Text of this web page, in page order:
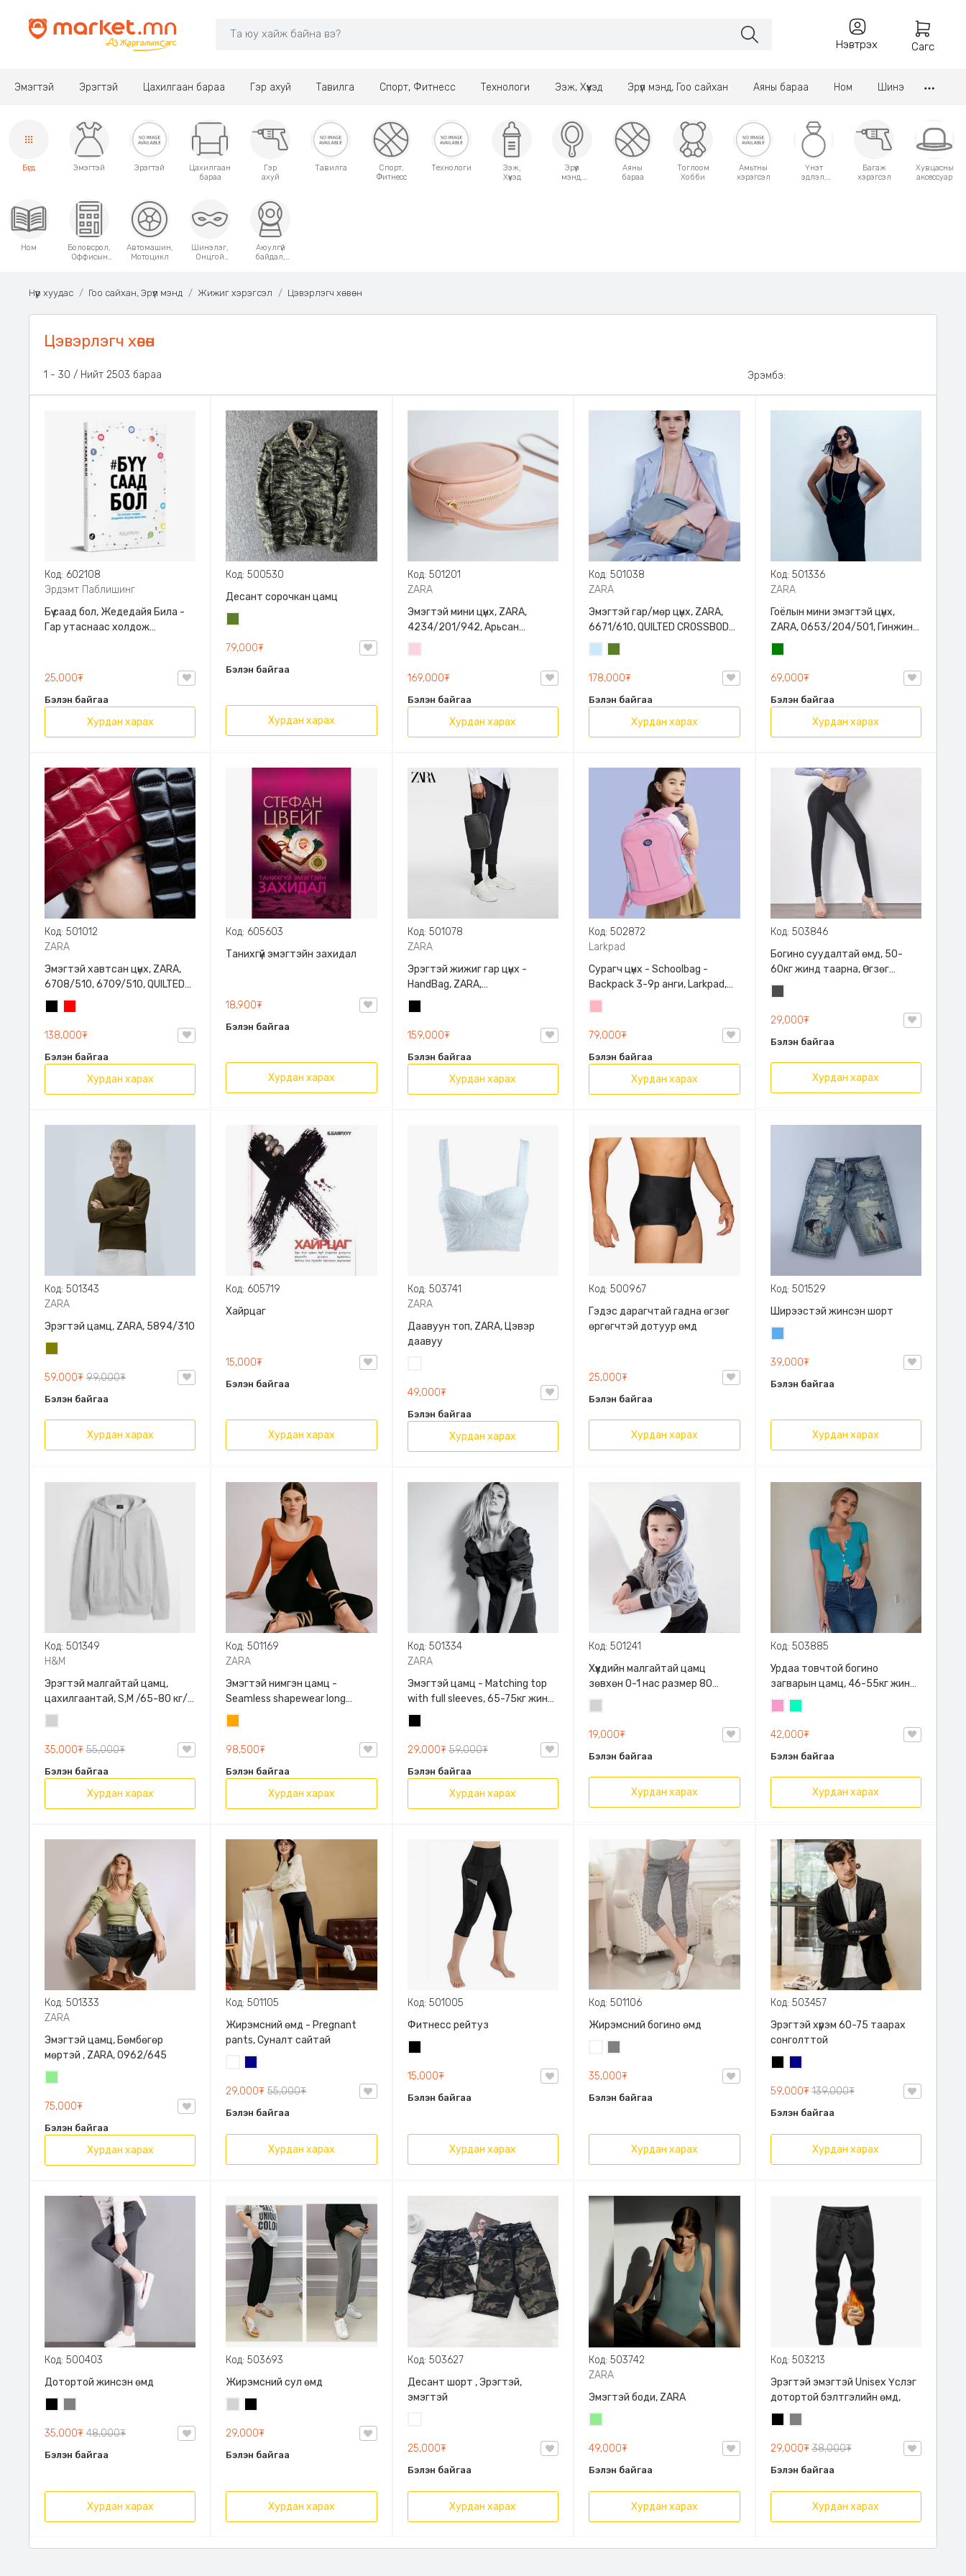
Нэвтрэх Сагс
Эмэгтэй Эрэгтэй Цахилгаан бараа Гэр ахуй Тавилга Спорт, Фитнесс Технологи Ээж, Хүүхэд Эрүүл мэнд, Гоо сайхан Аяны бараа Ном Шинэ
Бүгд Эмэгтэй Эрэгтэй
Цахилгаан
бараа
Гэр
ахуй
Тавилга
Спорт,
Фитнесс
Технологи
Ээж,
Хүүхэд
Эрүүл
мэнд,
Аяны
бараа
Тоглоом
Хобби
Амьтны
хэрэгсэл
Үнэт
эдлэл,
Багаж
хэрэгсэл
Хувцасны
аксессуар
Ном
Боловсрол,
Оффисын
Автомашин,
Мотоцикл
Шинэлэг,
Онцгой
Аюулгүй
байдал,
Нүүр хуудас Гоо сайхан, Эрүүл мэнд Жижиг хэрэгсэл Цэвэрлэгч хөвөн
Цэвэрлэгч хөвөн
1 - 30 / Нийт 2503 бараа Эрэмбэ:
Код: 602108
Эрдэмт Паблишинг
Бүү саад бол, Жедедайя Била -
Гар утаснаас холдож
9789919235192
25,000₮
Бэлэн байгаа
Хурдан харах
Код: 500530
Десант сорочкан цамц
79,000₮
Бэлэн байгаа
Хурдан харах
Код: 501201
ZARA
Эмэгтэй мини цүнх, ZARA,
4234/201/942, Арьсан
материалтай, LIMITED EDITION
OVAL LEATHER HANDBAG TRF
169,000₮
Бэлэн байгаа
Хурдан харах
Код: 501038
ZARA
Эмэгтэй гар/мөр цүнх, ZARA,
6671/610, QUILTED CROSSBODY
BAG WITH HANDLE
178,000₮
Бэлэн байгаа
Хурдан харах
Код: 501336
ZARA
Гоёлын мини эмэгтэй цүнх,
ZARA, 0653/204/501, Гинжин
оосортой, Дотроо тольтой
69,000₮
Бэлэн байгаа
Хурдан харах
Код: 501012
ZARA
Эмэгтэй хавтсан цүнх, ZARA,
6708/510, 6709/510, QUILTED
CLUTCH BAGDETAILS, Лакан,
Гинжин оосортой
138,000₮
Бэлэн байгаа
Хурдан харах
Код: 605603
Танихгүй эмэгтэйн захидал
18,900₮
Бэлэн байгаа
Хурдан харах
Код: 501078
ZARA
Эрэгтэй жижиг гар цүнх -
HandBag, ZARA,
3720/005/040, PU арьс
159,000₮
Бэлэн байгаа
Хурдан харах
Код: 502872
Larkpad
Сурагч цүнх - Schoolbag -
Backpack 3-9р анги, Larkpad,
9009-10128, Цацруулагчтай,
Олон тасалгаатай
79,000₮
Бэлэн байгаа
Хурдан харах
Код: 503846
Богино суудалтай өмд, 50-
60кг жинд таарна, Өгзөг
өргөгчтэй
29,000₮
Бэлэн байгаа
Хурдан харах
Код: 501343
ZARA
Эрэгтэй цамц, ZARA, 5894/310
59,000₮ 99,000₮
Бэлэн байгаа
Хурдан харах
Код: 605719
Хайрцаг
15,000₮
Бэлэн байгаа
Хурдан харах
Код: 503741
ZARA
Даавуун топ, ZARA, Цэвэр
даавуу
49,000₮
Бэлэн байгаа
Хурдан харах
Код: 500967
Гэдэс дарагчтай гадна өгзөг
өргөгчтэй дотуур өмд
25,000₮
Бэлэн байгаа
Хурдан харах
Код: 501529
Ширээстэй жинсэн шорт
39,000₮
Бэлэн байгаа
Хурдан харах
Код: 501349
H&M
Эрэгтэй малгайтай цамц,
цахилгаантай, S,M /65-80 кг/,
H&M, 0852614006, Даавуу
35,000₮ 55,000₮
Бэлэн байгаа
Хурдан харах
Код: 501169
ZARA
Эмэгтэй нимгэн цамц -
Seamless shapewear long
sleeve t-shirt, 40-60кг жинд
таарна, ZARA, 8779/458/615,
Урт ханцуйтай
98,500₮
Бэлэн байгаа
Хурдан харах
Код: 501334
ZARA
Эмэгтэй цамц - Matching top
with full sleeves, 65-75кг жинд
таарна, ZARA, 0962/642/800,
Задгай энгэртэй, Урт
ханцуйтай, Богино
29,000₮ 59,000₮
Бэлэн байгаа
Хурдан харах
Код: 501241
Хүүхдийн малгайтай цамц
зөвхөн 0-1 нас размер 80
сонголттой
19,000₮
Бэлэн байгаа
Хурдан харах
Код: 503885
Урдаа товчтой богино
загварын цамц, 46-55кг жинд
таарна
42,000₮
Бэлэн байгаа
Хурдан харах
Код: 501333
ZARA
Эмэгтэй цамц, Бөмбөгөр
мөртэй , ZARA, 0962/645
75,000₮
Бэлэн байгаа
Хурдан харах
Код: 501105
Жирэмсний өмд - Pregnant
pants, Суналт сайтай
29,000₮55,000₮
Бэлэн байгаа
Хурдан харах
Код: 501005
Фитнесс рейтуз
15,000₮
Бэлэн байгаа
Хурдан харах
Код: 501106
Жирэмсний богино өмд
35,000₮
Бэлэн байгаа
Хурдан харах
Код: 503457
Эрэгтэй хүрэм 60-75 таарах
сонголттой
59,000₮139,000₮
Бэлэн байгаа
Хурдан харах
Код: 500403
Дотортой жинсэн өмд
35,000₮ 48,000₮
Бэлэн байгаа
Хурдан харах
Код: 503693
Жирэмсний сул өмд
29,000₮
Бэлэн байгаа
Хурдан харах
Код: 503627
Десант шорт , Эрэгтэй,
эмэгтэй
25,000₮
Бэлэн байгаа
Хурдан харах
Код: 503742
ZARA
Эмэгтэй боди, ZARA
49,000₮
Бэлэн байгаа
Хурдан харах
Код: 503213
Эрэгтэй эмэгтэй Unisex Үслэг
дотортой бэлтгэлийн өмд,
29,000₮38,000₮
Бэлэн байгаа
Хурдан харах